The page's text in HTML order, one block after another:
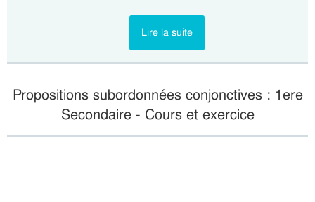
Lire la suite
Propositions subordonnées conjonctives : 1ere
Secondaire - Cours et exercice